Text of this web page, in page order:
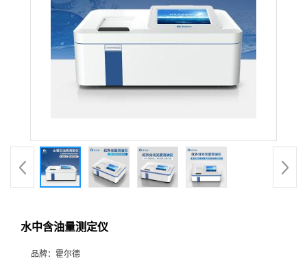
水中含油量测定仪
品牌： 霍尔德